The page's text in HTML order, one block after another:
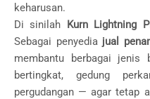
keharusan.
Di sinilah Kurn Lightning
Sebagai penyedia jual
membantu berbagai
bertingkat, gedung
pergudangan — agar tetap